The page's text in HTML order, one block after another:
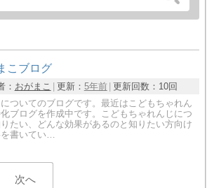
こブログ
： おがまこ 更新： 5年前 更新回数： 10回
ついてのブログです。最近はこどもちゃれん
化ブログを作成中です。こどもちゃれんじにつ
たい、どんな効果があるのと知りたい方向け
書いてい…
次へ